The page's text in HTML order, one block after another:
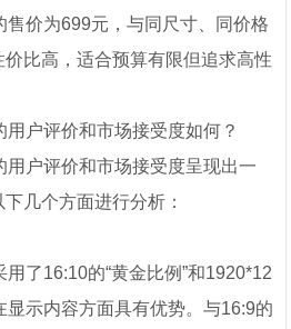
价为699元，与同尺寸、同价格
比高，适合预算有限但追求高性
户评价和市场接受度如何？
户评价和市场接受度呈现出一
几个方面进行分析：
了16:10的“黄金比例”和1920*12
示内容方面具有优势。与16:9的